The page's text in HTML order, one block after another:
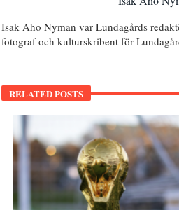
Isak Aho Nyman var Lundagårds
fotograf och kulturskribent för
RELATED POSTS